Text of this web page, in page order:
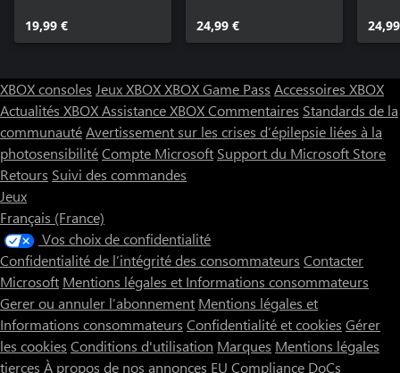
19,99 € 24,99 €
XBOX consoles Jeux XBOXXBOX Game Pass Accessoires XBOX
Actualités XBOXAssistance XBOXCommentaires Standards de la
communautéAvertissement sur les crises d’épilepsie liées à la
photosensibilitéCompte Microsoft Support du Microsoft Store
Retours Suivi des commandes
Jeux
Français (France)
Vos choix de confidentialité
Confidentialité de l’intégrité des consommateurs Contacter
Microsoft Mentions légales et Informations consommateurs
Gerer ou annuler l’abonnement Mentions légales et
Informations consommateurs Confidentialité et cookies Gérer
les cookies Conditions d'utilisation Marques Mentions légales
tierces À propos de nos annonces EU Compliance DoCs